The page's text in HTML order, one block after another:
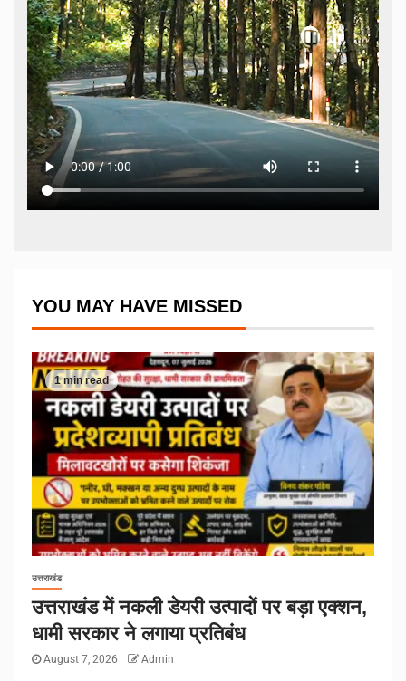
YOU MAY HAVE MISSED
1 min read
उत्तराखंड
उत्तराखंड में नकली डेयरी उत्पादों पर बड़ा एक्शन,
धामी सरकार ने लगाया प्रतिबंध
August 7, 2026 Admin